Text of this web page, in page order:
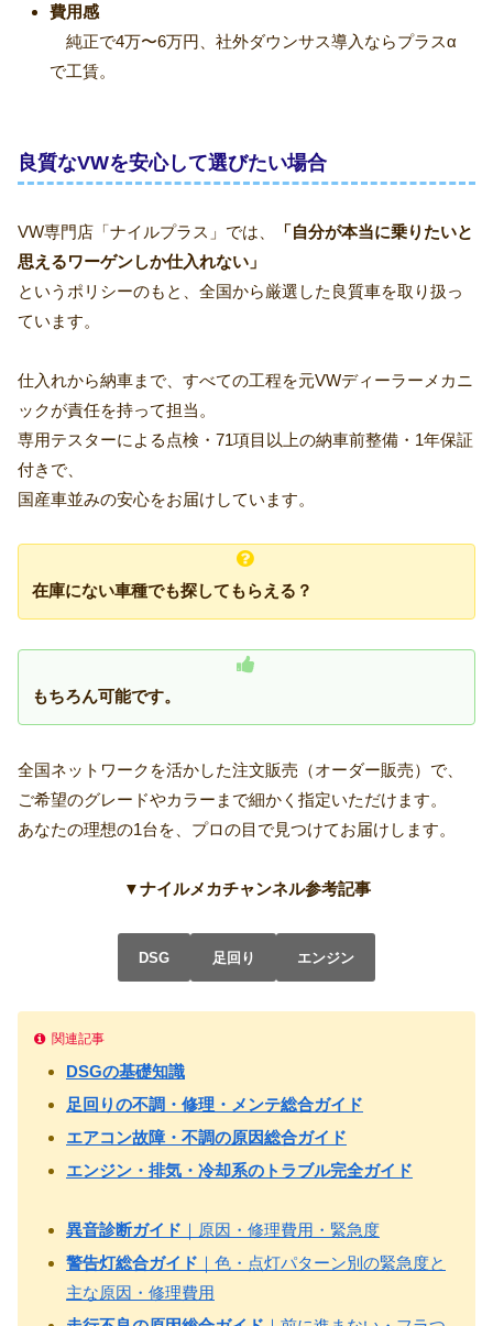
費用感
純正で4万〜6万円、社外ダウンサス導入ならプラスα
で工賃。
良質なVWを安心して選びたい場合
VW専門店「ナイルプラス」では、
「自分が本当に乗りたいと
思えるワーゲンしか仕入れない」
というポリシーのもと、全国から厳選した良質車を取り扱っ
ています。
仕入れから納車まで、すべての工程を元VWディーラーメカニ
ックが責任を持って担当。
専用テスターによる点検・71項目以上の納車前整備・1年保証
付きで、
国産車並みの安心をお届けしています。
在庫にない車種でも探してもらえる？
もちろん可能です。
全国ネットワークを活かした注文販売（オーダー販売）で、
ご希望のグレードやカラーまで細かく指定いただけます。
あなたの理想の1台を、プロの目で見つけてお届けします。
▼ナイルメカチャンネル参考記事
DSG 足回り エンジン
関連記事
DSGの基礎知識
足回りの不調・修理・メンテ総合ガイド
エアコン故障・不調の原因総合ガイド
エンジン・排気・冷却系のトラブル完全ガイド
異音診断ガイド ｜原因・修理費用・緊急度
警告灯総合ガイド ｜色・点灯パターン別の緊急度と
主な原因・修理費用